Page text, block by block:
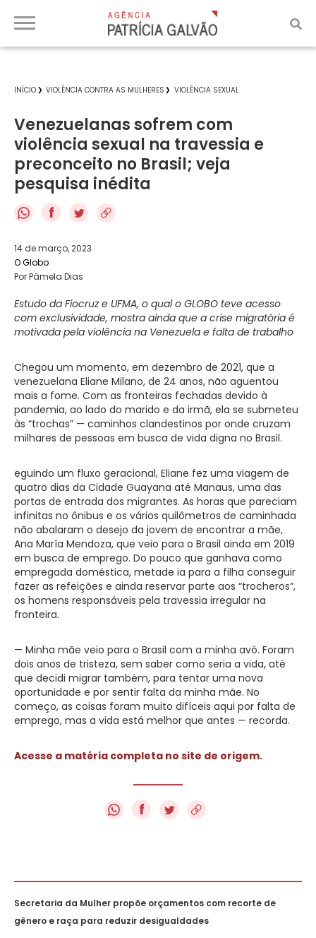
INÍCIO VIOLÊNCIA CONTRA AS MULHERES VIOLÊNCIA SEXUAL
Venezuelanas sofrem com
violência sexual na travessia e
preconceito no Brasil; veja
pesquisa inédita
f
14 de março, 2023
O Globo
Por Pâmela Dias
Estudo da Fiocruz e UFMA, o qual o GLOBO teve acesso
com exclusividade, mostra ainda que a crise migratória é
motivada pela violência na Venezuela e falta de trabalho
Chegou um momento, em dezembro de 2021, que a
venezuelana Eliane Milano, de 24 anos, não aguentou
mais a fome. Com as fronteiras fechadas devido à
pandemia, ao lado do marido e da irmã, ela se submeteu
às “trochas” — caminhos clandestinos por onde cruzam
milhares de pessoas em busca de vida digna no Brasil.
eguindo um fluxo geracional, Eliane fez uma viagem de
quatro dias da Cidade Guayana até Manaus, uma das
portas de entrada dos migrantes. As horas que pareciam
infinitas no ônibus e os vários quilômetros de caminhada
não abalaram o desejo da jovem de encontrar a mãe,
Ana María Mendoza, que veio para o Brasil ainda em 2019
em busca de emprego. Do pouco que ganhava como
empregada doméstica, metade ia para a filha conseguir
fazer as refeições e ainda reservar parte aos “trocheros”,
os homens responsáveis pela travessia irregular na
fronteira.
— Minha mãe veio para o Brasil com a minha avó. Foram
dois anos de tristeza, sem saber como seria a vida, até
que decidi migrar também, para tentar uma nova
oportunidade e por sentir falta da minha mãe. No
começo, as coisas foram muito difíceis aqui por falta de
emprego, mas a vida está melhor que antes — recorda.
Acesse a matéria completa no site de origem.
f
Secretaria da Mulher propõe orçamentos com recorte de
gênero e raça para reduzir desigualdades